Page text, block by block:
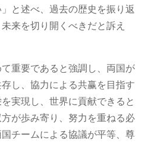
と述べ、過去の歴史を振り返
来を切り開くべきだと訴え
重要であると強調し、両国が
し、協力による共赢を目指す
実現し、世界に貢献できると
が歩み寄り、努力を重ねる必
チームによる協議が平等、尊